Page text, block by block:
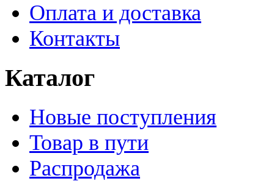
Оплата и доставка
Контакты
Каталог
Новые поступления
Товар в пути
Распродажа